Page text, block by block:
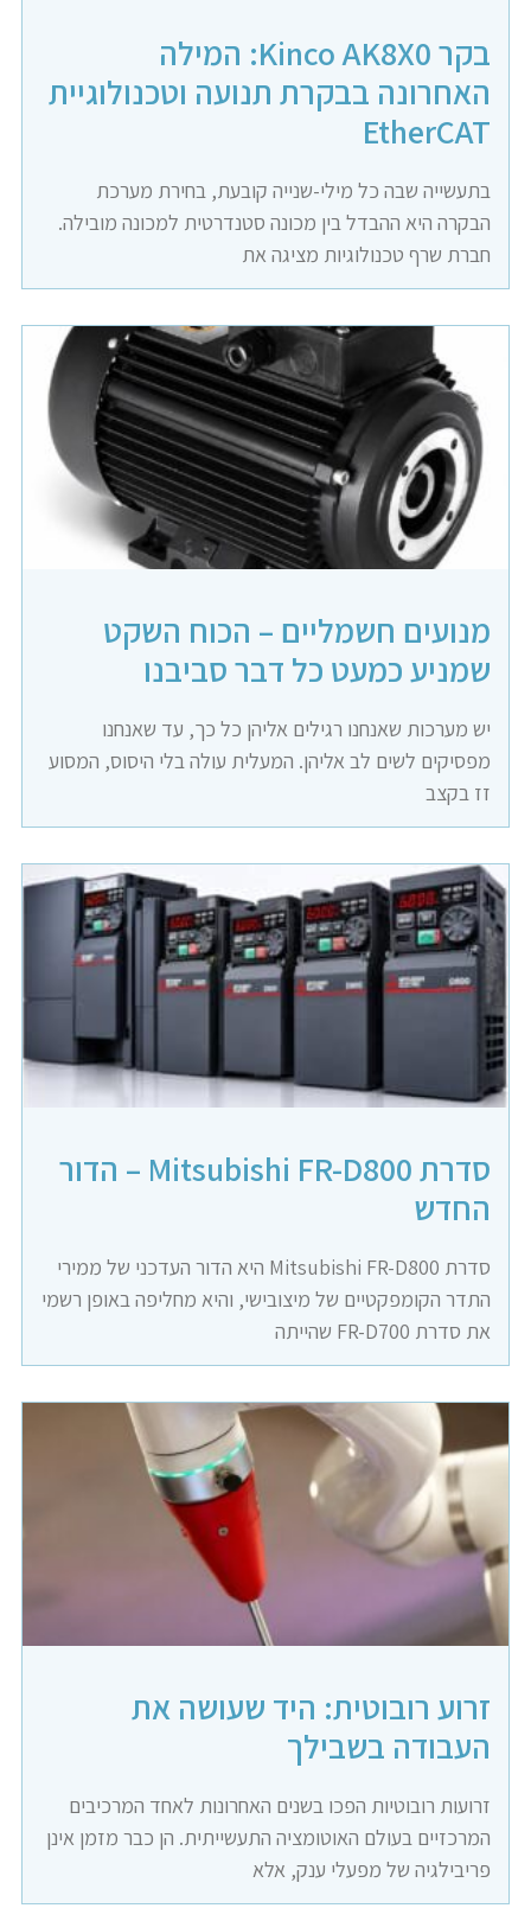
בקר Kinco AK8X0: המילה
האחרונה בבקרת תנועה וטכנולוגיית
EtherCAT
בתעשייה שבה כל מילי-שנייה קובעת, בחירת מערכת
הבקרה היא ההבדל בין מכונה סטנדרטית למכונה מובילה.
חברת שרף טכנולוגיות מציגה את
מנועים חשמליים – הכוח השקט
שמניע כמעט כל דבר סביבנו
יש מערכות שאנחנו רגילים אליהן כל כך, עד שאנחנו
מפסיקים לשים לב אליהן. המעלית עולה בלי היסוס, המסוע
זז בקצב
סדרת Mitsubishi FR-D800 – הדור
החדש
סדרת Mitsubishi FR-D800 היא הדור העדכני של ממירי
התדר הקומפקטיים של מיצובישי, והיא מחליפה באופן רשמי
את סדרת FR-D700 שהייתה
זרוע רובוטית: היד שעושה את
העבודה בשבילך
זרועות רובוטיות הפכו בשנים האחרונות לאחד המרכיבים
המרכזיים בעולם האוטומציה התעשייתית. הן כבר מזמן אינן
פריבילגיה של מפעלי ענק, אלא